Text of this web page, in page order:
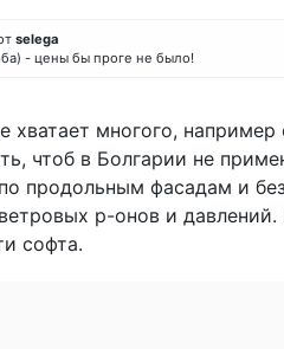
selega
- цены бы проге не было!
хватает многого,
чтоб в Болгарии не
продольным фасадам и
р-онов и
софта.